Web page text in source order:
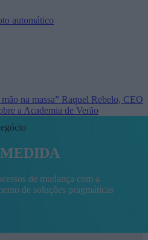
automático
na massa” Raquel Rebelo, CEO
a Academia de Verão
de mudança com a
de soluções pragmáticas